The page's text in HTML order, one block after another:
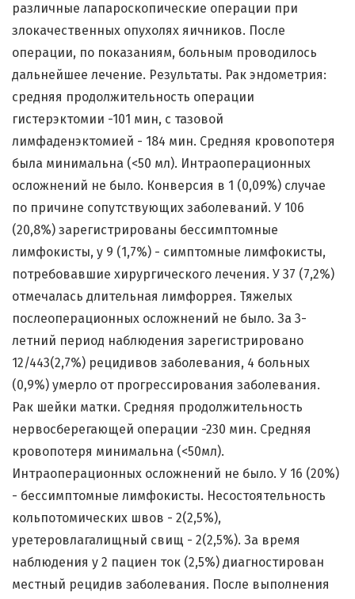
различные лапароскопические операции при
злокачественных опухолях яичников. После
операции, по показаниям, больным проводилось
дальнейшее лечение. Результаты. Рак эндометрия:
средняя продолжительность операции
гистерэктомии -101 мин, с тазовой
лимфаденэктомией - 184 мин. Средняя кровопотеря
была минимальна (<50 мл). Интраоперационных
осложнений не было. Конверсия в 1 (0,09%) случае
по причине сопутствующих заболеваний. У 106
(20,8%) зарегистрированы бессимптомные
лимфокисты, у 9 (1,7%) - симптомные лимфокисты,
потребовавшие хирургического лечения. У 37 (7,2%)
отмечалась длительная лимфоррея. Тяжелых
послеоперационных осложнений не было. За 3-
летний период наблюдения зарегистрировано
12/443(2,7%) рецидивов заболевания, 4 больных
(0,9%) умерло от прогрессирования заболевания.
Рак шейки матки. Средняя продолжительность
нервосберегающей операции -230 мин. Средняя
кровопотеря минимальна (<50мл).
Интраоперационных осложнений не было. У 16 (20%)
- бессимптомные лимфокисты. Несостоятельность
кольпотомических швов - 2(2,5%),
уретеровлагалищный свищ - 2(2,5%). За время
наблюдения у 2 пациен ток (2,5%) диагностирован
местный рецидив заболевания. После выполнения